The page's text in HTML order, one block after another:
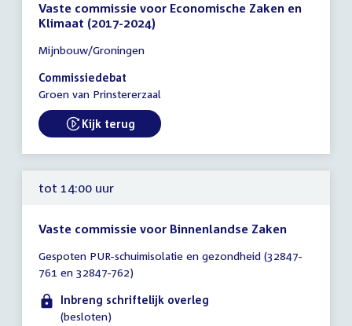
Vaste commissie voor Economische Zaken en
Klimaat (2017-2024)
vergadering
14:00
-
uur
Mijnbouw/Groningen
Commissiedebat
Groen van Prinstererzaal
External link:
Kijk terug
tot 14:00 uur
Vaste commissie voor Binnenlandse Zaken
vergadering
tot
14:00
uur
Gespoten PUR-schuimisolatie en gezondheid (32847-
761 en 32847-762)
Inbreng schriftelijk overleg
(besloten)